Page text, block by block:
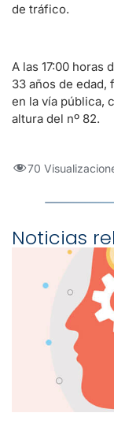
de tráfico.
A las 17:00 horas
33 años de
en la vía pública,
altura del nº 82.
70
Noticias